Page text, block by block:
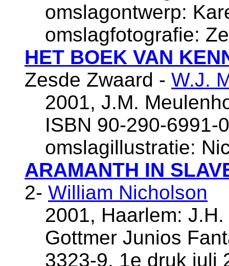
omslagontwerp:
omslagfotografie:
HET BOEK VAN
Zesde Zwaard - W.J.
2001, J.M.
ISBN 90-290-6991-
omslagillustratie:
ARAMANTH IN
2- William Nicholson
2001, Haarlem:
Gottmer Junios
3323-9, 1e druk juli